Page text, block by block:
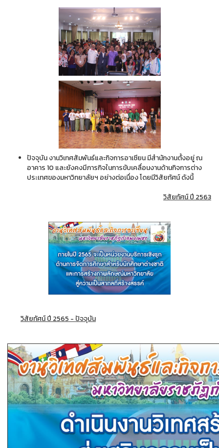
ปัจจุบัน งานวิเทศสัมพันธ์และกิจการอาเซียน มีสำนักงานตั้งอยู่ ณ
อาคาร 10 และยังคงมีภารกิจในการขับเคลื่อนงานด้านกิจการต่าง
ประเทศของมหาวิทยาลัยฯ อย่างต่อเนื่อง โดยมีวิสัยทัศน์ ดังนี้
วิสัยทัศน์ ปี 2563
วิสัยทัศน์ ปี 2565 - ปัจจุบัน